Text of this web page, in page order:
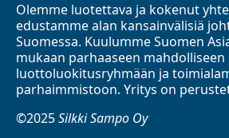
Olemme luotettava ja kokenut
edustamme alan kansainvälisiä
Suomessa. Kuulumme Suomen
mukaan parhaaseen mahdolliseen
luottoluokitusryhmään ja
parhaimmistoon. Yritys on
©2025Silkki Sampo Oy